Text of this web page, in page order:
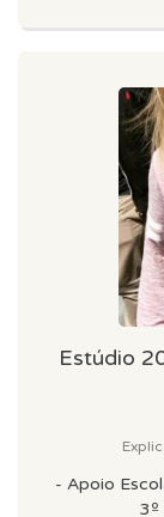
Estúdio
- Apoio
3º